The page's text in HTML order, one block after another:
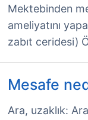
Mektebinden
ameliyatını
zabıt ceridesi)
Mesafe
Ara, uzaklık: